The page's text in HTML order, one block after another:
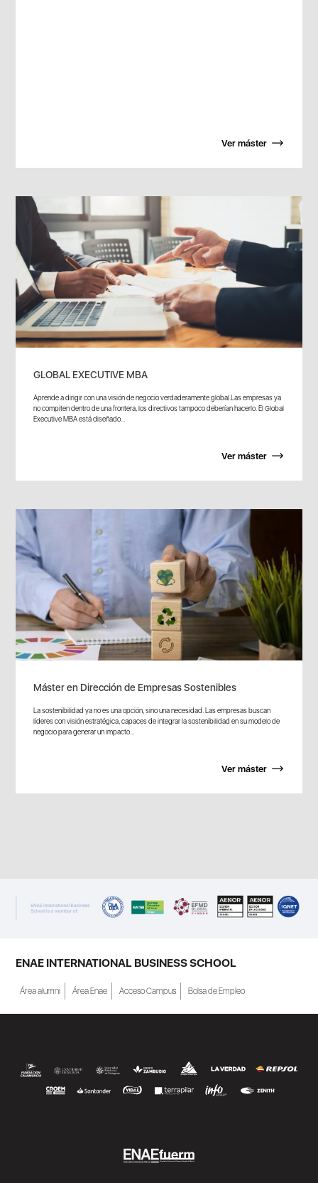
Ver máster
GLOBAL EXECUTIVE MBA
Aprende a dirigir con una visión de negocio verdaderamente global.Las empresas ya
no compiten dentro de una frontera, los directivos tampoco deberían hacerlo. El Global
Executive MBA está diseñado...
Ver máster
Máster en Dirección de Empresas Sostenibles
La sostenibilidad ya no es una opción, sino una necesidad. Las empresas buscan
líderes con visión estratégica, capaces de integrar la sostenibilidad en su modelo de
negocio para generar un impacto...
Ver máster
ENAE INTERNATIONAL BUSINESS SCHOOL
Área alumni Área Enae Acceso Campus Bolsa de Empleo